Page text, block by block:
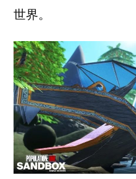
世界。